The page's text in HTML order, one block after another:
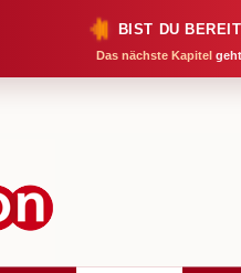
BIST DU
Das nächste Kapitel